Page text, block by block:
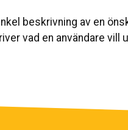
beskrivning av en
vad en användare vill